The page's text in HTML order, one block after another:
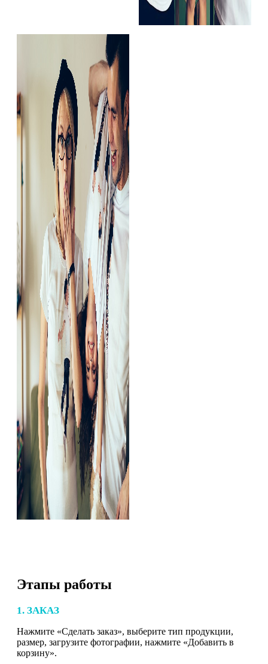
Этапы работы
1. ЗАКАЗ
Нажмите «Сделать заказ», выберите тип продукции,
размер, загрузите фотографии, нажмите «Добавить в
корзину».